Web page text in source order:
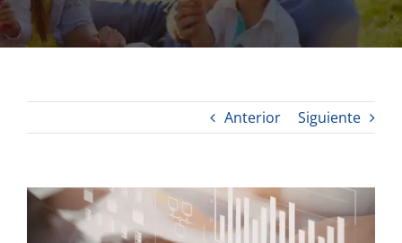
Anterior Siguiente
Ver
imagen